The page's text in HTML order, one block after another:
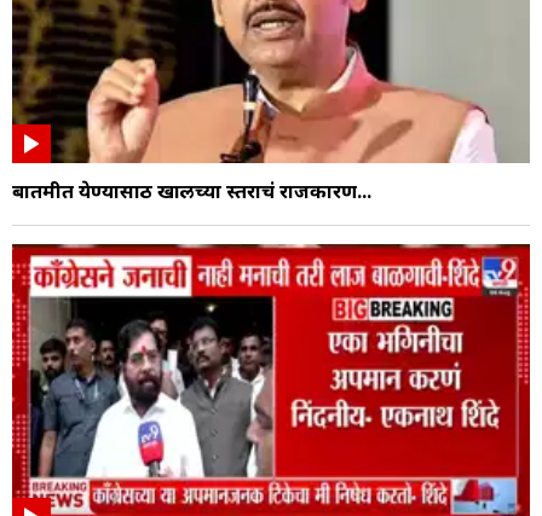
बातमीत येण्यासाठी खालच्या स्तराचं राजकारण...